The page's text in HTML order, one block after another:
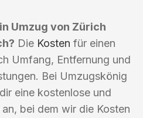
Umzug von Zürich
Die Kosten für einen
Umfang, Entfernung und
Bei Umzugskönig
eine kostenlose und
bei dem wir die Kosten